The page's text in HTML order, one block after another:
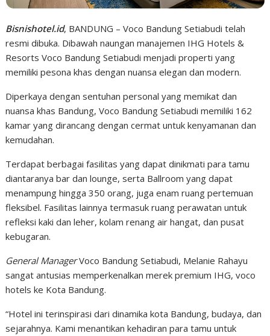
Bisnishotel.id, BANDUNG – Voco Bandung Setiabudi telah
resmi dibuka. Dibawah naungan manajemen IHG Hotels &
Resorts Voco Bandung Setiabudi menjadi properti yang
memiliki pesona khas dengan nuansa elegan dan modern.
Diperkaya dengan sentuhan personal yang memikat dan
nuansa khas Bandung, Voco Bandung Setiabudi memiliki 162
kamar yang dirancang dengan cermat untuk kenyamanan dan
kemudahan.
Terdapat berbagai fasilitas yang dapat dinikmati para tamu
diantaranya bar dan lounge, serta Ballroom yang dapat
menampung hingga 350 orang, juga enam ruang pertemuan
fleksibel. Fasilitas lainnya termasuk ruang perawatan untuk
refleksi kaki dan leher, kolam renang air hangat, dan pusat
kebugaran.
General ManagerVoco Bandung Setiabudi, Melanie Rahayu
sangat antusias memperkenalkan merek premium IHG, voco
hotels ke Kota Bandung.
“Hotel ini terinspirasi dari dinamika kota Bandung, budaya, dan
sejarahnya. Kami menantikan kehadiran para tamu untuk